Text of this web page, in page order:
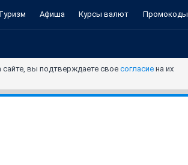
Афиша Курсы валют Промокоды
вы подтверждаете свое согласие на их